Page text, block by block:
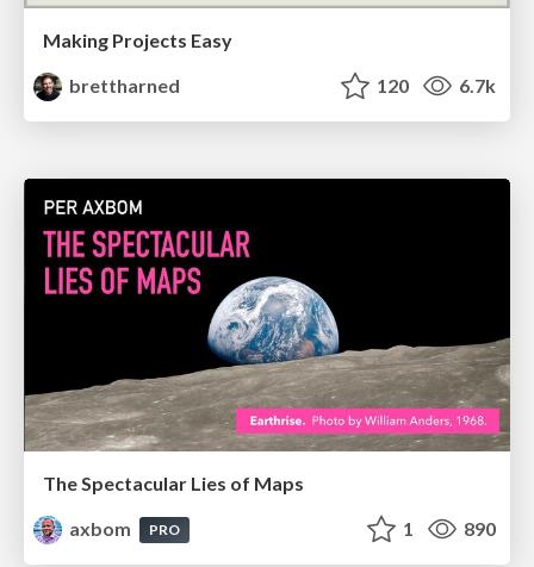
Making Projects Easy
brettharned
120 6.7k
The Spectacular Lies of Maps
axbom
PRO 1 890